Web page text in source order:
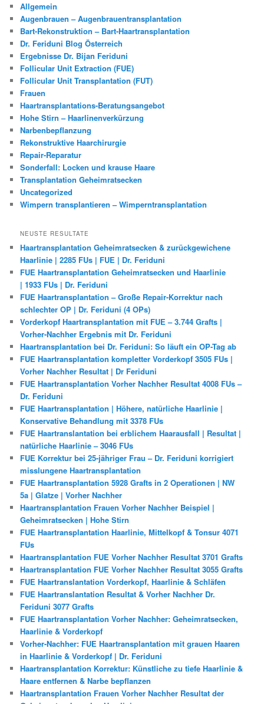
Allgemein
Augenbrauen – Augenbrauentransplantation
Bart-Rekonstruktion – Bart-Haartransplantation
Dr. Feriduni Blog Österreich
Ergebnisse Dr. Bijan Feriduni
Follicular Unit Extraction (FUE)
Follicular Unit Transplantation (FUT)
Frauen
Haartransplantations-Beratungsangebot
Hohe Stirn – Haarlinenverkürzung
Narbenbepflanzung
Rekonstruktive Haarchirurgie
Repair-Reparatur
Sonderfall: Locken und krause Haare
Transplantation Geheimratsecken
Uncategorized
Wimpern transplantieren – Wimperntransplantation
NEUSTE RESULTATE
Haartransplantation Geheimratsecken & zurückgewichene
Haarlinie | 2285 FUs | FUE | Dr. Feriduni
FUE Haartransplantation Geheimratsecken und Haarlinie
| 1933 FUs | Dr. Feriduni
FUE Haartransplantation – Große Repair-Korrektur nach
schlechter OP | Dr. Feriduni (4 OPs)
Vorderkopf Haartransplantation mit FUE – 3.744 Grafts |
Vorher-Nachher Ergebnis mit Dr. Feriduni
Haartransplantation bei Dr. Feriduni: So läuft ein OP-Tag ab
FUE Haartransplantation kompletter Vorderkopf 3505 FUs |
Vorher Nachher Resultat | Dr Feriduni
FUE Haartransplantation Vorher Nachher Resultat 4008 FUs –
Dr. Feriduni
FUE Haartransplantation | Höhere, natürliche Haarlinie |
Konservative Behandlung mit 3378 FUs
FUE Haartranslantation bei erblichem Haarausfall | Resultat |
natürliche Haarlinie – 3046 FUs
FUE Korrektur bei 25-jähriger Frau – Dr. Feriduni korrigiert
misslungene Haartransplantation
FUE Haartransplantation 5928 Grafts in 2 Operationen | NW
5a | Glatze | Vorher Nachher
Haartransplantation Frauen Vorher Nachher Beispiel |
Geheimratsecken | Hohe Stirn
FUE Haartransplantation Haarlinie, Mittelkopf & Tonsur 4071
FUs
Haartransplantation FUE Vorher Nachher Resultat 3701 Grafts
Haartransplantation FUE Vorher Nachher Resultat 3055 Grafts
FUE Haartranslantation Vorderkopf, Haarlinie & Schläfen
FUE Haartranslantation Resultat & Vorher Nachher Dr.
Feriduni 3077 Grafts
FUE Haartransplantation Vorher Nachher: Geheimratsecken,
Haarlinie & Vorderkopf
Vorher-Nachher: FUE Haartransplantation mit grauen Haaren
in Haarlinie & Vorderkopf | Dr. Feriduni
Haartransplantation Korrektur: Künstliche zu tiefe Haarlinie &
Haare entfernen & Narbe bepflanzen
Haartransplantation Frauen Vorher Nachher Resultat der